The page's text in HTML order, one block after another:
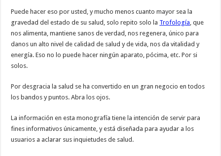
Puede hacer eso por usted, y mucho menos cuanto mayor sea la
gravedad del estado de su salud, solo repito solo la Trofología, que
nos alimenta, mantiene sanos de verdad, nos regenera, único para
danos un alto nivel de calidad de salud y de vida, nos da vitalidad y
energía. Eso no lo puede hacer ningún aparato, pócima, etc. Por si
solos.
Por desgracia la salud se ha convertido en un gran negocio en todos
los bandos y puntos. Abra los ojos.
La información en esta monografía tiene la intención de servir para
fines informativos únicamente, y está diseñada para ayudar a los
usuarios a aclarar sus inquietudes de salud.